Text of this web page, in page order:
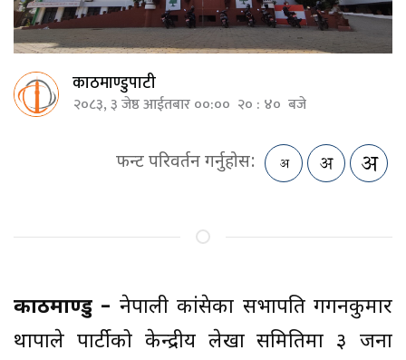
काठमाण्डुपाटी
२०८३, ३ जेष्ठ आईतबार ००:०० २० : ४० बजे
फन्ट परिवर्तन गर्नुहोस:
काठमाण्डु – नेपाली कांग्रेसका सभापति गगनकुमार
थापाले पार्टीको केन्द्रीय लेखा समितिमा ३ जना